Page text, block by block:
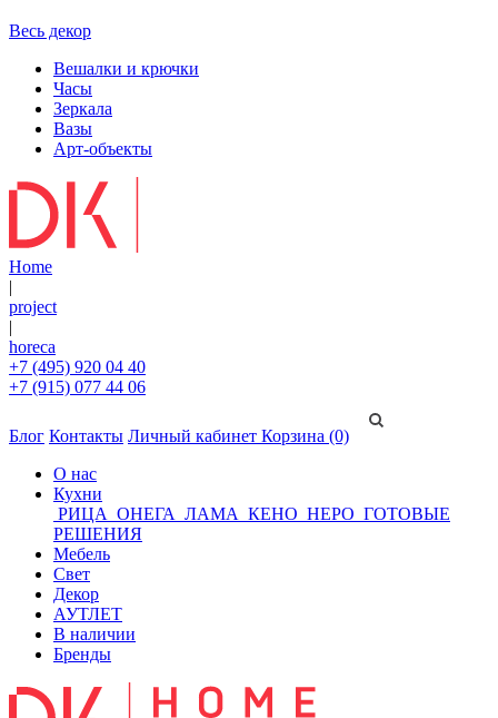
Весь декор
Вешалки и крючки
Часы
Зеркала
Вазы
Арт-объекты
Home
|
project
|
horeca
+7 (495) 920 04 40
+7 (915) 077 44 06
Блог Контакты Личный кабинет Корзина (0)
О нас
Кухни
РИЦА ОНЕГА ЛАМА КЕНО НЕРО ГОТОВЫЕ
РЕШЕНИЯ
Мебель
Свет
Декор
АУТЛЕТ
В наличии
Бренды